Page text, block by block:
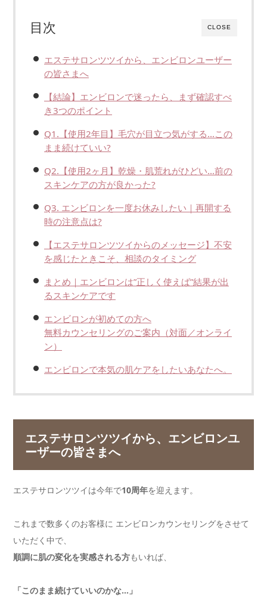
CLOSE
目次
エステサロンツツイから、エンビロンユーザー
の皆さまへ
【結論】エンビロンで迷ったら、まず確認すべ
き3つのポイント
Q1.【使用2年目】毛穴が目立つ気がする…この
まま続けていい?
Q2.【使用2ヶ月】乾燥・肌荒れがひどい…前の
スキンケアの方が良かった?
Q3. エンビロンを一度お休みしたい｜再開する
時の注意点は?
【エステサロンツツイからのメッセージ】不安
を感じたときこそ、相談のタイミング
まとめ｜エンビロンは”正しく使えば”結果が出
るスキンケアです
エンビロンが初めての方へ
無料カウンセリングのご案内（対面／オンライ
ン）
エンビロンで本気の肌ケアをしたいあなたへ。
エステサロンツツイから、エンビロンユ
ーザーの皆さまへ
エステサロンツツイは今年で10周年を迎えます。
これまで数多くのお客様に エンビロンカウンセリングをさせて
いただく中で、
順調に肌の変化を実感される方もいれば、
「このまま続けていいのかな…」